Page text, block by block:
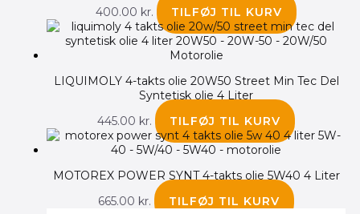
400.00 kr. TILFØJ TIL KURV
LIQUIMOLY 4-takts olie 20W50 Street Min Tec Del
Syntetisk olie 4 Liter
445.00 kr. TILFØJ TIL KURV
MOTOREX POWER SYNT 4-takts olie 5W40 4 Liter
665.00 kr. TILFØJ TIL KURV